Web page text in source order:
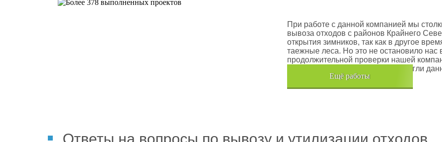
При работе с данной компанией мы
вывоза отходов с районов Крайнего
открытия зимников, так как в другое
таежные леса. Но это не остановило
продолжительной проверки нашей
транспортного средства, мы помогли
Хочется также отметить, что…
Eщё работы